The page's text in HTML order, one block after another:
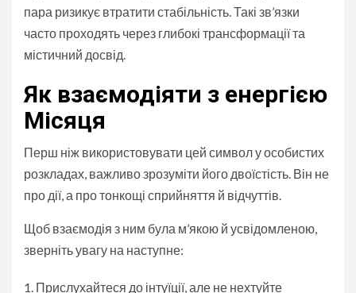
пара ризикує втратити стабільність. Такі зв’язки
часто проходять через глибокі трансформації та
містичний досвід.
Як взаємодіяти з енергією
Місяця
Перш ніж використовувати цей символ у особистих
розкладах, важливо зрозуміти його двоїстість. Він не
про дії, а про тонкощі сприйняття й відчуттів.
Щоб взаємодія з ним була м’якою й усвідомленою,
зверніть увагу на наступне:
Прислухайтеся до інтуїції, але не нехтуйте